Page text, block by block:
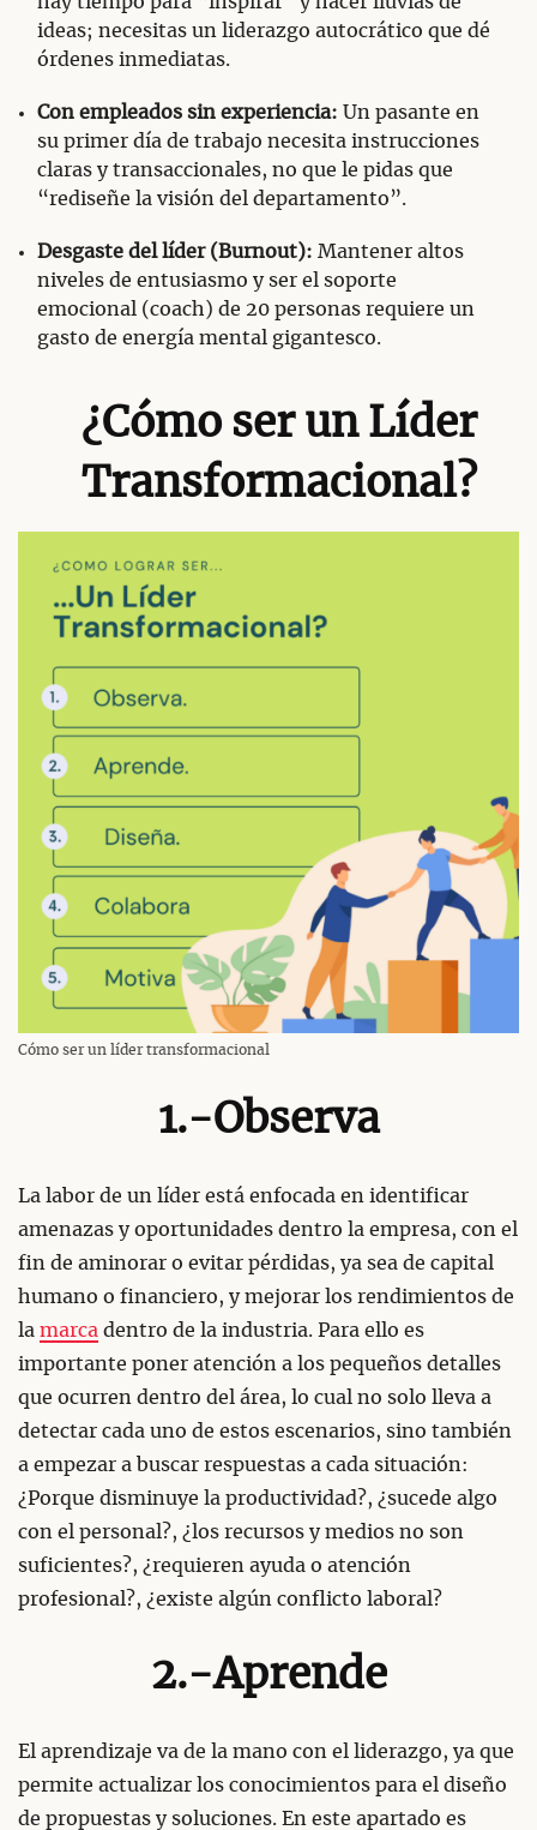
ideas; necesitas un liderazgo autocrático que dé
órdenes inmediatas.
Con empleados sin experiencia: Un pasante en
su primer día de trabajo necesita instrucciones
claras y transaccionales, no que le pidas que
“rediseñe la visión del departamento”.
Desgaste del líder (Burnout): Mantener altos
niveles de entusiasmo y ser el soporte
emocional (coach) de 20 personas requiere un
gasto de energía mental gigantesco.
¿Cómo ser un Líder
Transformacional?
Cómo ser un líder transformacional
1.-Observa
La labor de un líder está enfocada en identificar
amenazas y oportunidades dentro la empresa, con el
fin de aminorar o evitar pérdidas, ya sea de capital
humano o financiero, y mejorar los rendimientos de
la marca dentro de la industria. Para ello es
importante poner atención a los pequeños detalles
que ocurren dentro del área, lo cual no solo lleva a
detectar cada uno de estos escenarios, sino también
a empezar a buscar respuestas a cada situación:
¿Porque disminuye la productividad?, ¿sucede algo
con el personal?, ¿los recursos y medios no son
suficientes?, ¿requieren ayuda o atención
profesional?, ¿existe algún conflicto laboral?
2.-Aprende
El aprendizaje va de la mano con el liderazgo, ya que
permite actualizar los conocimientos para el diseño
de propuestas y soluciones. En este apartado es